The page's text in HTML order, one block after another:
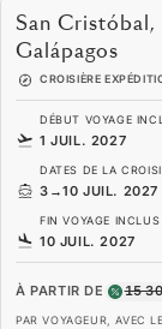
San Cristóbal,
Galápagos
CROISIÈRE
DÉBUT VOYAGE
1 JUIL. 2027
DATES DE LA
3 →10 JUIL. 2027
FIN VOYAGE INCLUS
10 JUIL. 2027
À PARTIR DE 15
PAR VOYAGEUR, AVEC